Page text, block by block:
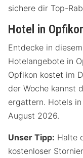
sichere dir Top-
Hotel in
Entdecke in
Hotelangebote in
Opfikon kostet im
der Woche kannst
ergattern. Hotels
August 2026.
Unser Tipp: Halte
kostenloser